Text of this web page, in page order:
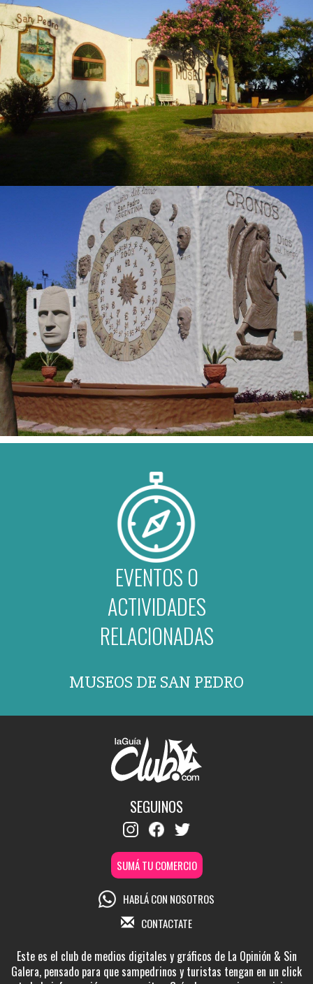
EVENTOS O
ACTIVIDADES
RELACIONADAS
MUSEOS DE SAN PEDRO
SEGUINOS
SUMÁ TU COMERCIO
HABLÁ CON NOSOTROS
CONTACTATE
Este es el club de medios digitales y gráficos de La Opinión & Sin
Galera, pensado para que sampedrinos y turistas tengan en un click